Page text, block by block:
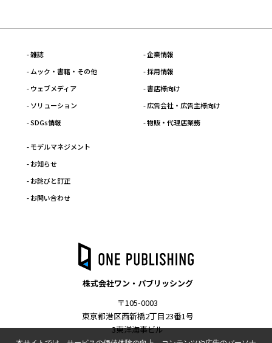
- 雑誌
- ムック・書籍・その他
- ウェブメディア
- ソリューション
- SDGs情報
- 企業情報
- 採用情報
- 書店様向け
- 広告会社・広告主様向け
- 物販・代理店業務
- モデルマネジメント
- お知らせ
- お詫びと訂正
- お問い合わせ
株式会社ワン・パブリッシング
〒105-0003
東京都港区西新橋2丁目23番1号
3東洋海事ビル